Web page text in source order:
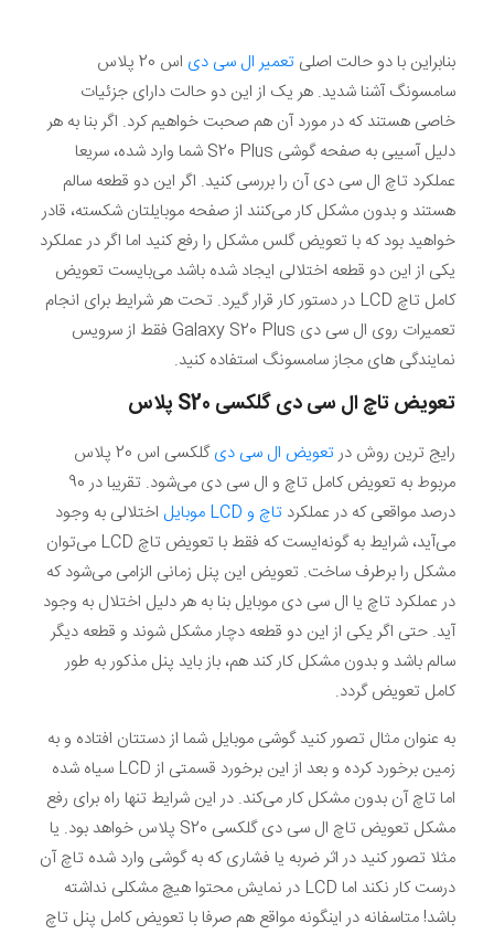
بنابراین با دو حالت اصلی تعمیر ال سی دی
اس 20 پلاس
سامسونگ آشنا شدید. هر یک از این دو حالت دارای جزئیات
خاصی هستند که در مورد آن هم صحبت خواهیم کرد. اگر بنا به هر
دلیل آسیبی به صفحه گوشی S20 Plus شما وارد شده، سریعا
عملکرد تاچ ال سی دی آن را بررسی کنید. اگر این دو قطعه سالم
هستند و بدون مشکل کار می‌کنند از صفحه موبایلتان شکسته، قادر
خواهید بود که با تعویض گلس مشکل را رفع کنید اما اگر در عملکرد
یکی از این دو قطعه اختلالی ایجاد شده باشد می‌بایست تعویض
کامل تاچ LCD در دستور کار قرار گیرد. تحت هر شرایط برای انجام
تعمیرات روی ال سی دی Galaxy S20 Plus فقط از سرویس
نمایندگی های مجاز سامسونگ استفاده کنید.
تعویض تاچ ال سی دی گلکسی S20 پلاس
رایج ترین روش درتعویض ال سی دی
گلکسی اس 20 پلاس
مربوط به تعویض کامل تاچ و ال سی دی می‌شود. تقریبا در 90
درصد مواقعی که در عملکرد تاچ و LCD موبایل
اختلالی به وجود
می‌آید، شرایط به گونه‌ایست که فقط با تعویض تاچ LCD می‌توان
مشکل را برطرف ساخت. تعویض این پنل زمانی الزامی می‌شود که
در عملکرد تاچ یا ال سی دی موبایل بنا به هر دلیل اختلال به وجود
آید. حتی اگر یکی از این دو قطعه دچار مشکل شوند و قطعه دیگر
سالم باشد و بدون مشکل کار کند هم، باز باید پنل مذکور به طور
کامل تعویض گردد.
به عنوان مثال تصور کنید گوشی موبایل شما از دستتان افتاده و به
زمین برخورد کرده و بعد از این برخورد قسمتی از LCD سیاه شده
اما تاچ آن بدون مشکل کار می‌کند. در این شرایط تنها راه برای رفع
مشکل تعویض تاچ ال سی دی گلکسی S20 پلاس خواهد بود. یا
مثلا تصور کنید در اثر ضربه یا فشاری که به گوشی وارد شده تاچ آن
درست کار نکند اما LCD در نمایش محتوا هیچ مشکلی نداشته
باشد! متاسفانه در اینگونه مواقع هم صرفا با تعویض کامل پنل تاچ